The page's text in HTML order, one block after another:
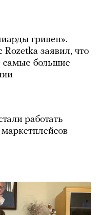
гривен».
заявил, что
самые большие
работать